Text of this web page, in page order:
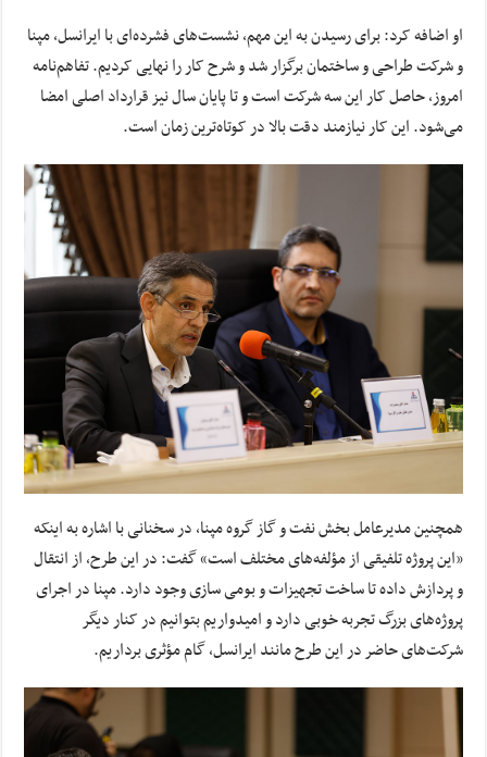
او اضافه کرد: برای رسیدن به این مهم، نشست‌های فشرده‌ای با ایرانسل، مپنا
و شرکت طراحی و ساختمان برگزار شد و شرح کار را نهایی کردیم. تفاهم‌نامه‌
امروز، حاصل کار این سه شرکت است و تا پایان سال نیز قرارداد اصلی امضا
می‌شود. این کار نیازمند دقت بالا در کوتاه‌ترین زمان است.
همچنین مدیرعامل بخش نفت و گاز گروه مپنا، در سخنانی با اشاره به اینکه
«این پروژه تلفیقی از مؤلفه‌های مختلف است» گفت: در این طرح، از انتقال
و پردازش داده‌ تا ساخت تجهیزات و بومی سازی وجود دارد. مپنا در اجرای
پروژه‌های بزرگ تجربه خوبی دارد و امیدواریم بتوانیم در کنار دیگر
شرکت‌های حاضر در این طرح مانند ایرانسل، گام مؤثری برداریم.